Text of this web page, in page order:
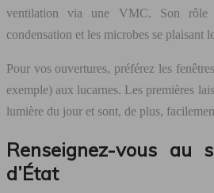
ventilation via une VMC. Son rôle
condensation et les microbes se plaisant
Pour vos ouvertures, préférez les
exemple) aux lucarnes. Les premières
lumière du jour et sont, de plus,
Renseignez-vous au
d’État